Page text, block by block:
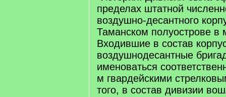
пределах штатной
воздушно-десантного
Таманском полуострове в
Входившие в состав
воздушнодесантные
именоваться
м гвардейскими
того, в состав дивизии